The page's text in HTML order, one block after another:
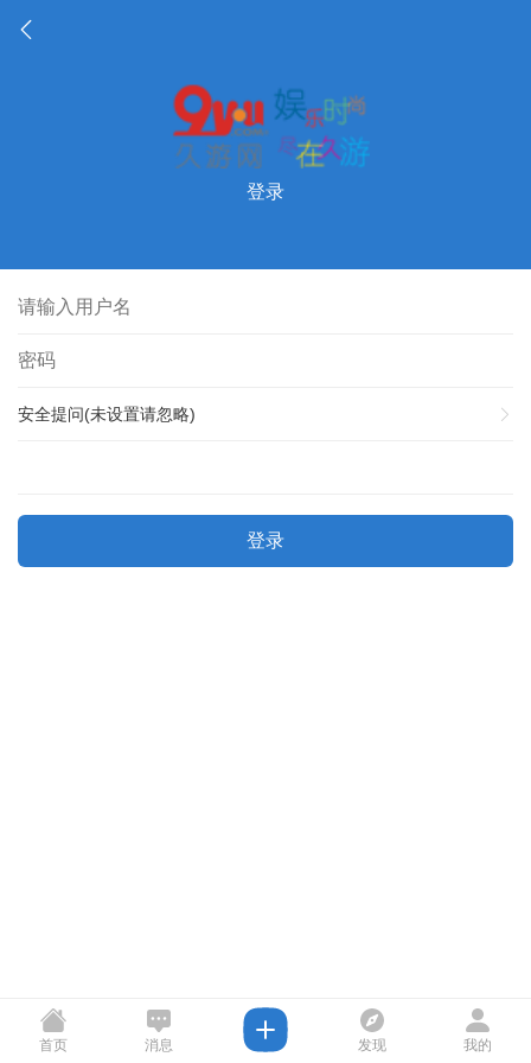
登录
安全提问(未设置请忽略)
登录
首页 消息 发现 我的